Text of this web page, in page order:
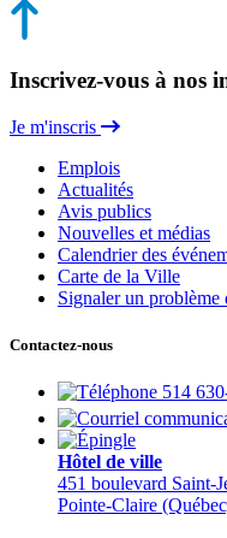
Inscrivez-vous à nos
Je m'inscris
Emplois
Actualités
Avis publics
Nouvelles et médias
Calendrier des
Carte de la Ville
Signaler un problème
Contactez-nous
514
Hôtel de ville
451 boulevard Saint-
Pointe-Claire